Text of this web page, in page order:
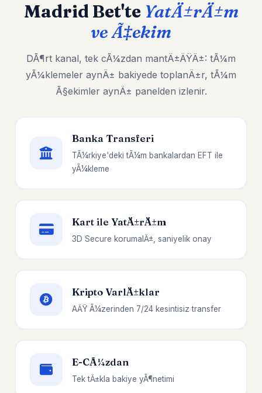
Madrid Bet'te YatÄ±rÄ±m
ve Ã‡ekim
DÃ¶rt kanal, tek cÃ¼zdan mantÄ±ÄŸÄ±: tÃ¼m
yÃ¼klemeler aynÄ± bakiyede toplanÄ±r, tÃ¼m
Ã§ekimler aynÄ± panelden izlenir.
Banka Transferi
TÃ¼rkiye'deki tÃ¼m bankalardan EFT ile
yÃ¼kleme
Kart ile YatÄ±rÄ±m
3D Secure korumalÄ±, saniyelik onay
Kripto VarlÄ±klar
AÄŸ Ã¼zerinden 7/24 kesintisiz transfer
E-CÃ¼zdan
Tek tÄ±kla bakiye yÃ¶netimi